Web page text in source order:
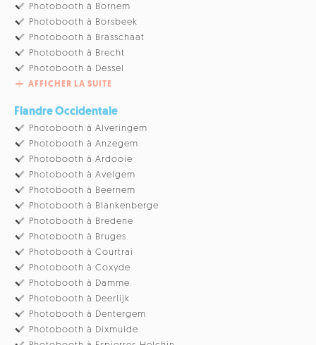
Photobooth à Bornem
Photobooth à Borsbeek
Photobooth à Brasschaat
Photobooth à Brecht
Photobooth à Dessel
AFFICHER LA SUITE
Flandre Occidentale
Photobooth à Alveringem
Photobooth à Anzegem
Photobooth à Ardooie
Photobooth à Avelgem
Photobooth à Beernem
Photobooth à Blankenberge
Photobooth à Bredene
Photobooth à Bruges
Photobooth à Courtrai
Photobooth à Coxyde
Photobooth à Damme
Photobooth à Deerlijk
Photobooth à Dentergem
Photobooth à Dixmuide